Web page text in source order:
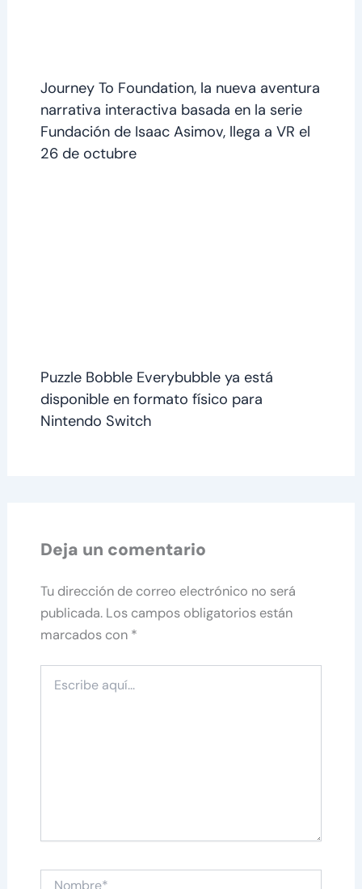
Journey To Foundation, la nueva aventura
narrativa interactiva basada en la serie
Fundación de Isaac Asimov, llega a VR el
26 de octubre
Puzzle Bobble Everybubble ya está
disponible en formato físico para
Nintendo Switch
Deja un comentario
Tu dirección de correo electrónico no será
publicada. Los campos obligatorios están
marcados con *
aquí...
Nombre*